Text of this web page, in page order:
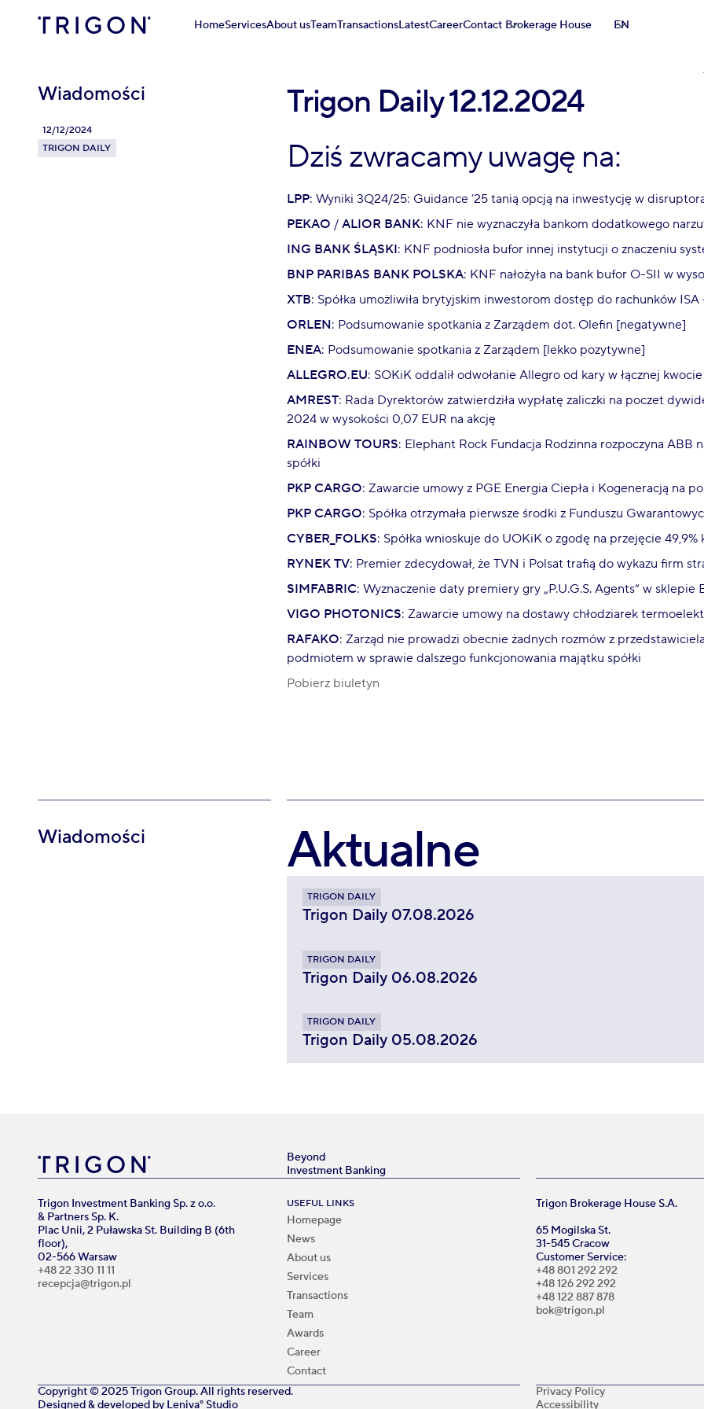
HomeServicesAbout usTeamTransactionsLatestCareerContact Brokerage House EN
Wiadomości Trigon Daily 12.12.2024
12/12/2024
TRIGON DAILY
Dziś zwracamy uwagę na:
LPP: Wyniki 3Q24/25: Guidance ’25 tanią opcją na inwestycję w
PEKAO / ALIOR BANK: KNF nie wyznaczyła bankom dodatkowego
ING BANK ŚLĄSKI: KNF podniosła bufor innej instytucji o znaczeniu
BNP PARIBAS BANK POLSKA: KNF nałożyła na bank bufor O-SII w
XTB: Spółka umożliwiła brytyjskim inwestorom dostęp do rachunków ISA
ORLEN: Podsumowanie spotkania z Zarządem dot. Olefin [negatywne]
ENEA: Podsumowanie spotkania z Zarządem [lekko pozytywne]
ALLEGRO.EU: SOKiK oddalił odwołanie Allegro od kary w łącznej
AMREST: Rada Dyrektorów zatwierdziła wypłatę zaliczki na poczet
2024 w wysokości 0,07 EUR na akcję
RAINBOW TOURS: Elephant Rock Fundacja Rodzinna rozpoczyna ABB
spółki
PKP CARGO: Zawarcie umowy z PGE Energia Ciepła i Kogeneracją na
PKP CARGO: Spółka otrzymała pierwsze środki z Funduszu
CYBER_FOLKS: Spółka wnioskuje do UOKiK o zgodę na przejęcie 49,9%
RYNEK TV: Premier zdecydował, że TVN i Polsat trafią do wykazu firm
SIMFABRIC: Wyznaczenie daty premiery gry „P.U.G.S. Agents” w sklepie
VIGO PHOTONICS: Zawarcie umowy na dostawy chłodziarek
RAFAKO: Zarząd nie prowadzi obecnie żadnych rozmów z
podmiotem w sprawie dalszego funkcjonowania majątku spółki
Pobierz biuletyn
Wiadomości Aktualne
TRIGON DAILY
Trigon Daily 07.08.2026
TRIGON DAILY
Trigon Daily 06.08.2026
TRIGON DAILY
Trigon Daily 05.08.2026
Beyond
Investment Banking
Trigon Investment Banking Sp. z o.o.
& Partners Sp. K.
Plac Unii, 2 Puławska St. Building B (6th
floor),
02-566 Warsaw
+48 22 330 11 11
recepcja@trigon.pl
USEFUL LINKS
Homepage
News
About us
Services
Transactions
Team
Awards
Career
Contact
Trigon Brokerage House S.A.
65 Mogilska St.
31-545 Cracow
Customer Service:
+48 801 292 292
+48 126 292 292
+48 122 887 878
bok@trigon.pl
Copyright © 2025 Trigon Group. All rights reserved.
Designed & developed by Leniva° Studio
Privacy Policy
Accessibility